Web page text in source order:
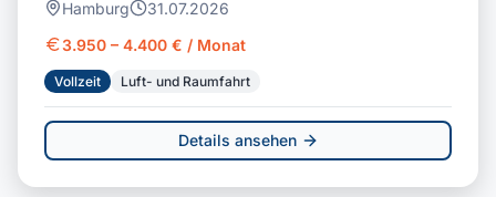
Hamburg
31.07.2026
3.950 – 4.400 € / Monat
Vollzeit Luft- und Raumfahrt
Details ansehen